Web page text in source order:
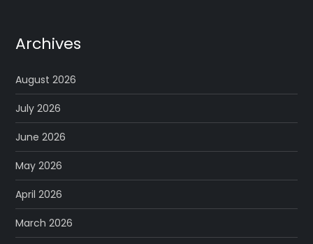
Archives
August 2026
July 2026
June 2026
May 2026
April 2026
March 2026